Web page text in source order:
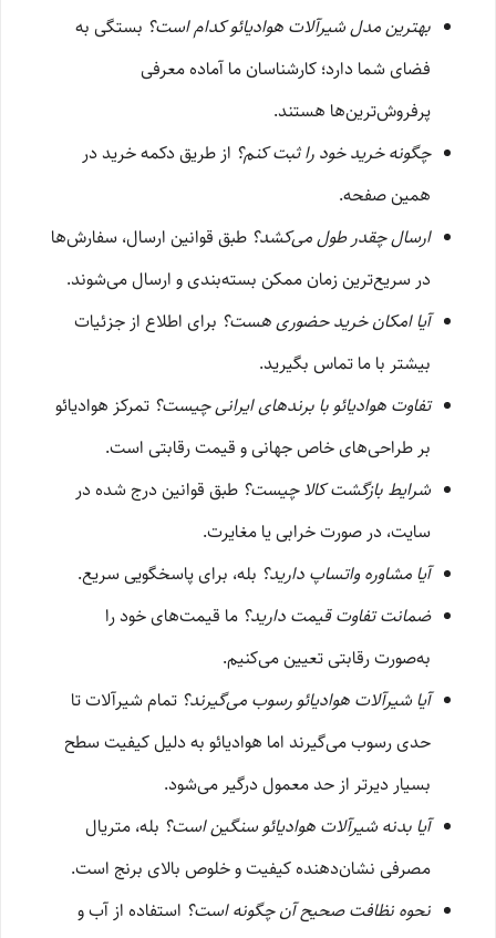
بهترین مدل شیرآلات هوادیائو کدام است؟ بستگی به
فضای شما دارد؛ کارشناسان ما آماده معرفی
پرفروش‌ترین‌ها هستند.
چگونه خرید خود را ثبت کنم؟ از طریق دکمه خرید در
همین صفحه.
ارسال چقدر طول می‌کشد؟ طبق قوانین ارسال، سفارش‌ها
در سریع‌ترین زمان ممکن بسته‌بندی و ارسال می‌شوند.
آیا امکان خرید حضوری هست؟ برای اطلاع از جزئیات
بیشتر با ما تماس بگیرید.
تفاوت هوادیائو با برندهای ایرانی چیست؟ تمرکز هوادیائو
بر طراحی‌های خاص جهانی و قیمت رقابتی است.
شرایط بازگشت کالا چیست؟ طبق قوانین درج شده در
سایت، در صورت خرابی یا مغایرت.
آیا مشاوره واتساپ دارید؟ بله، برای پاسخگویی سریع.
ضمانت تفاوت قیمت دارید؟ ما قیمت‌های خود را
به‌صورت رقابتی تعیین می‌کنیم.
آیا شیرآلات هوادیائو رسوب می‌گیرند؟ تمام شیرآلات تا
حدی رسوب می‌گیرند اما هوادیائو به دلیل کیفیت سطح
بسیار دیرتر از حد معمول درگیر می‌شود.
آیا بدنه شیرآلات هوادیائو سنگین است؟ بله، متریال
مصرفی نشان‌دهنده کیفیت و خلوص بالای برنج است.
نحوه نظافت صحیح آن چگونه است؟ استفاده از آب و